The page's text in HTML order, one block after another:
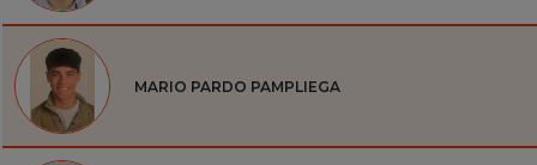
MARIO PARDO PAMPLIEGA